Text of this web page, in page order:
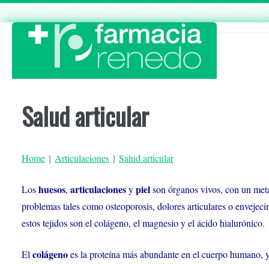
Skip
to
content
Salud articular
Home } Articulaciones } Salud articular
Loshuesos, articulacionesypielson órganos vivos, con un
problemas tales como osteoporosis, dolores articulares o
estos tejidos son el colágeno, el magnesio y el ácido hialurónico.
El colágenoes la proteína más abundante en el cuerpo